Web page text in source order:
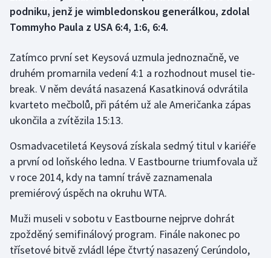
Curling
Cyklistika
Dostihy
Florbal
Futsal
Golf
Gymnastika
Házená
Jezdectví
podniku, jenž je wimbledonskou generálkou, zdolal
Tommyho Paula z USA 6:4, 1:6, 6:4.
Zatímco první set Keysová uzmula jednoznačně, ve
druhém promarnila vedení 4:1 a rozhodnout musel tie-
break. V něm devátá nasazená Kasatkinová odvrátila
kvarteto mečbolů, při pátém už ale Američanka zápas
ukončila a zvítězila 15:13.
Osmadvacetiletá Keysová získala sedmý titul v kariéře
a první od loňského ledna. V Eastbourne triumfovala už
v roce 2014, kdy na tamní trávě zaznamenala
premiérový úspěch na okruhu WTA.
Muži museli v sobotu v Eastbourne nejprve dohrát
zpožděný semifinálový program. Finále nakonec po
třísetové bitvě zvládl lépe čtvrtý nasazený Cerúndolo,